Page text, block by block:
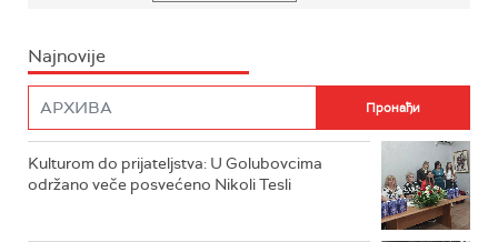
Najnovije
Kulturom do prijateljstva: U Golubovcima
održano veče posvećeno Nikoli Tesli